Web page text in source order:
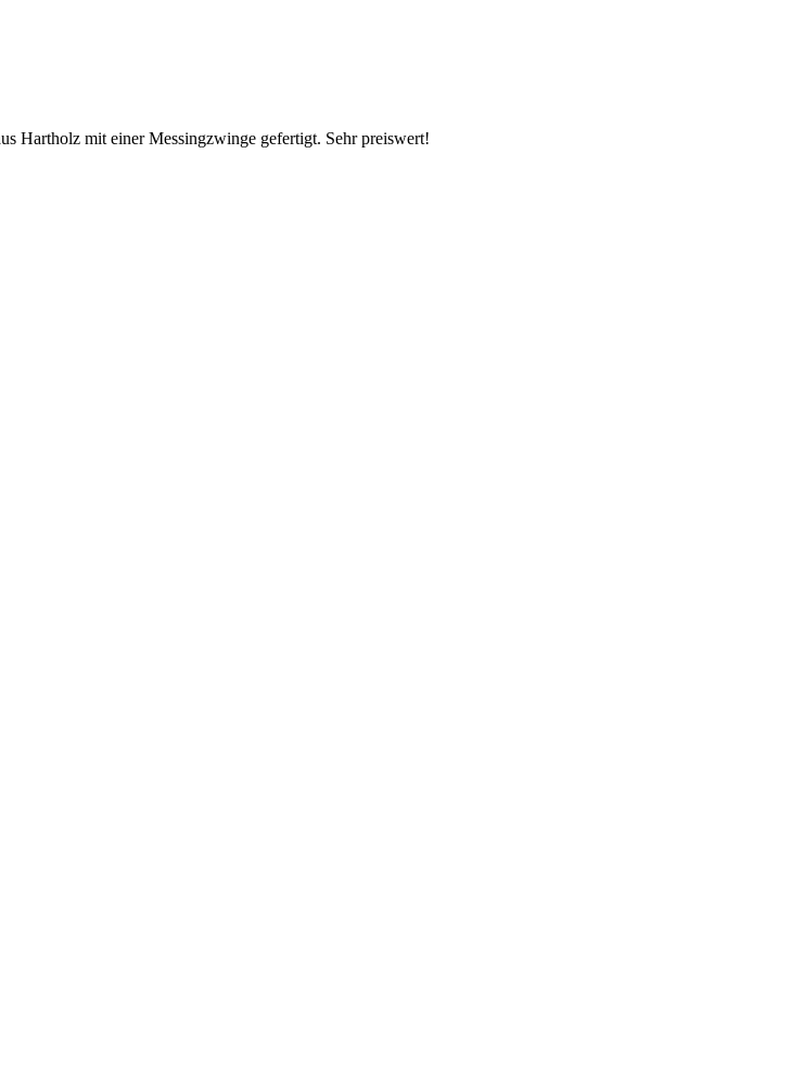
Hartholz mit einer Messingzwinge gefertigt. Sehr preiswert!